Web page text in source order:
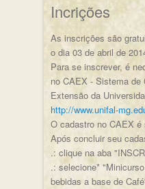
Incrições
As inscrições são
o dia 03 de abril de
Para se inscrever, é
no CAEX - Sistema de
Extensão da
http://www.unifal-
O cadastro no CAEX
Após concluir seu
.: clique na aba
.: selecione*
bebidas a base de